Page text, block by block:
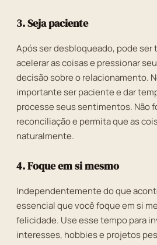
3. Seja paciente
Após ser desbloqueado, pode ser
acelerar as coisas e pressionar
decisão sobre o relacionamento.
importante ser paciente e dar
processe seus sentimentos. Não
reconciliação e permita que as
naturalmente.
4. Foque em si mesmo
Independentemente do que
essencial que você foque em si
felicidade. Use esse tempo para
interesses, hobbies e projetos